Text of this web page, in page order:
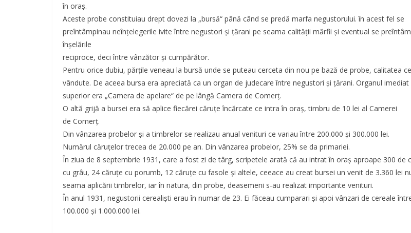
în oraş.
Aceste probe constituiau drept dovezi la „bursă“ până când se predă marfa negustorului. în acest fel se
preîntâmpinau neînţelegerile ivite între negustori şi ţărani pe seama calităţii mărfii şi eventual se
înşelările
reciproce, deci între vânzător şi cumpărător.
Pentru orice dubiu, părţile veneau la bursă unde se puteau cerceta din nou pe bază de probe, calitatea
vândute. De aceea bursa era apreciată ca un organ de judecare între negustori şi ţărani. Organul imediat
superior era „Camera de apelare“ de pe lângă Camera de Comerţ.
O altă grijă a bursei era să aplice fiecărei căruţe încărcate ce intra în oraş, timbru de 10 lei al Camerei
de Comerţ.
Din vânzarea probelor şi a timbrelor se realizau anual venituri ce variau între 200.000 şi 300.000 lei.
Numărul căruţelor trecea de 20.000 pe an. Din vânzarea probelor, 25% se da primariei.
În ziua de 8 septembrie 1931, care a fost zi de târg, scripetele arată că au intrat în oraş aproape 300 de
cu grâu, 24 căruţe cu porumb, 12 căruţe cu fasole şi altele, ceeace au creat bursei un venit de 3.360 lei
seama aplicării timbrelor, iar în natura, din probe, deasemeni s-au realizat importante venituri.
În anul 1931, negustorii cerealişti erau în numar de 23. Ei făceau cumparari şi apoi vânzari de cereale
100.000 şi 1.000.000 lei.